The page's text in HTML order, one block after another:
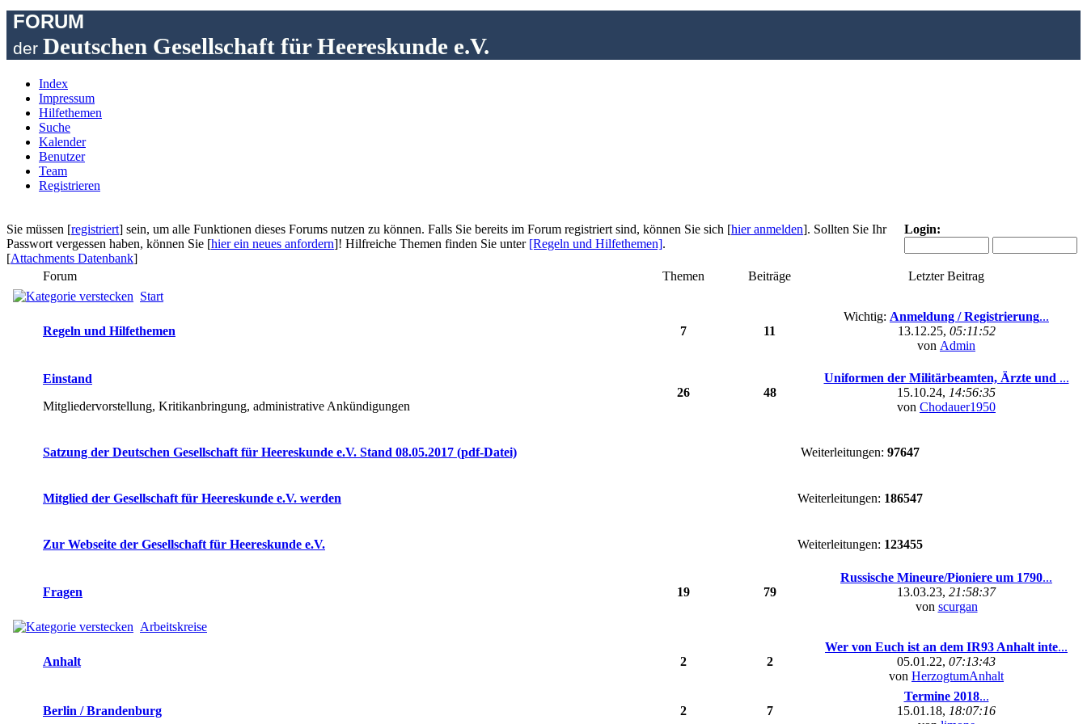
FORUM
der Deutschen Gesellschaft für Heereskunde e.V.
Index
Impressum
Hilfethemen
Suche
Kalender
Benutzer
Team
Registrieren
Login:
Sie müssen [registriert] sein, um alle Funktionen dieses Forums nutzen zu können. Falls Sie bereits im Forum registriert sind, können Sie sich [hier anmelden]. Sollten Sie Ihr
Passwort vergessen haben, können Sie [hier ein neues anfordern]! Hilfreiche Themen finden Sie unter [Regeln und Hilfethemen].
[Attachments Datenbank]
Forum
Themen Beiträge
Letzter Beitrag
Start
Regeln und Hilfethemen 7 11
Wichtig: Anmeldung / Registrierung...
13.12.25, 05:11:52
von Admin
Einstand
Mitgliedervorstellung, Kritikanbringung, administrative Ankündigungen
26 48
Uniformen der Militärbeamten, Ärzte und ...
15.10.24, 14:56:35
von Chodauer1950
Satzung der Deutschen Gesellschaft für Heereskunde e.V. Stand 08.05.2017 (pdf-Datei) Weiterleitungen: 97647
Mitglied der Gesellschaft für Heereskunde e.V. werden Weiterleitungen: 186547
Zur Webseite der Gesellschaft für Heereskunde e.V. Weiterleitungen: 123455
Fragen 19 79
Russische Mineure/Pioniere um 1790...
13.03.23, 21:58:37
von scurgan
Arbeitskreise
Anhalt 2 2
Wer von Euch ist an dem IR93 Anhalt inte...
05.01.22, 07:13:43
von HerzogtumAnhalt
Berlin / Brandenburg 2 7
Termine 2018...
15.01.18, 18:07:16